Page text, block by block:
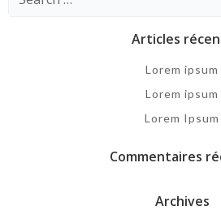
Articles
Lorem ipsum
Lorem ipsum
Lorem Ipsum
Commentaires
Archives